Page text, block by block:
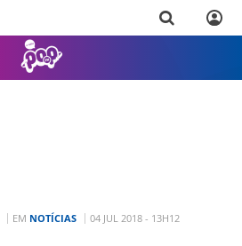
EM NOTÍCIAS 04 JUL 2018 - 13H12